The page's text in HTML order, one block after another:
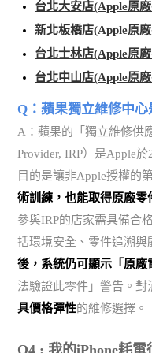
台北大安店(Apple原
新北板橋店(Apple原
台北士林店(Apple原
台北中山店(Apple原
Q：蘋果獨立維修中心
A：蘋果的「獨立維修供
Provider, IRP）是Apple
目的是讓非Apple授權的
術訓練，也能取得原廠
參與IRP的店家需具備合
括環境安全、零件追溯
後，系統仍可顯示「原廠
法驗證此零件」警告。對
具價格彈性的維修選擇。